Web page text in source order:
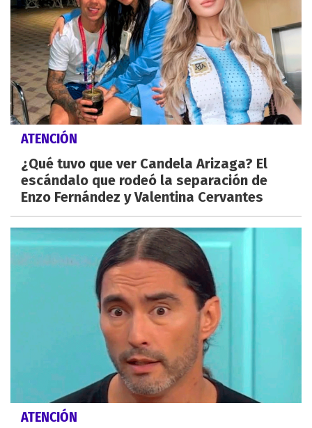
ATENCIÓN
¿Qué tuvo que ver Candela Arizaga? El
escándalo que rodeó la separación de
Enzo Fernández y Valentina Cervantes
ATENCIÓN